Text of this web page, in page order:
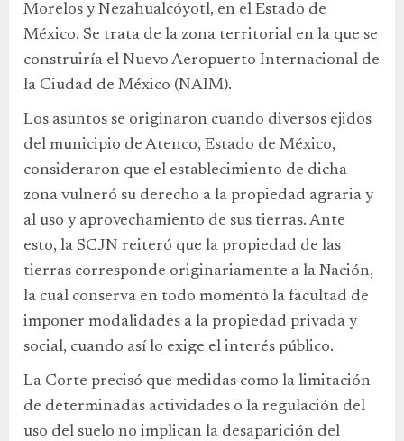
Morelos y Nezahualcóyotl, en el Estado de
México. Se trata de la zona territorial en la que se
construiría el Nuevo Aeropuerto Internacional de
la Ciudad de México (NAIM).
Los asuntos se originaron cuando diversos ejidos
del municipio de Atenco, Estado de México,
consideraron que el establecimiento de dicha
zona vulneró su derecho a la propiedad agraria y
al uso y aprovechamiento de sus tierras. Ante
esto, la SCJN reiteró que la propiedad de las
tierras corresponde originariamente a la Nación,
la cual conserva en todo momento la facultad de
imponer modalidades a la propiedad privada y
social, cuando así lo exige el interés público.
La Corte precisó que medidas como la limitación
de determinadas actividades o la regulación del
uso del suelo no implican la desaparición del